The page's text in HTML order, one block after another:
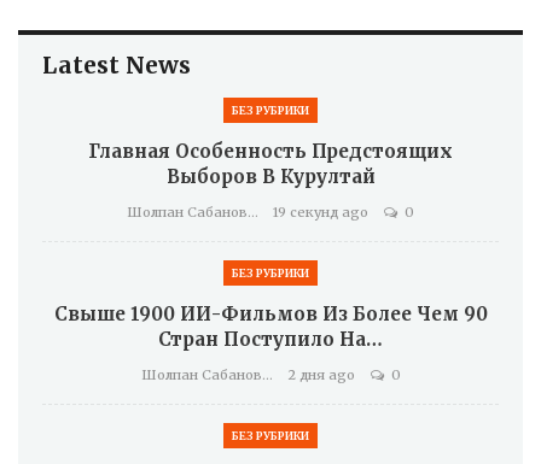
Latest News
БЕЗ РУБРИКИ
Главная Особенность Предстоящих
Выборов В Курултай
Шолпан Сабанова 19 секунд ago 0
БЕЗ РУБРИКИ
Свыше 1900 ИИ-Фильмов Из Более Чем 90
Стран Поступило На…
Шолпан Сабанова 2 дня ago 0
БЕЗ РУБРИКИ